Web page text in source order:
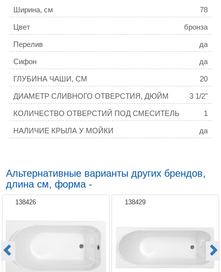
Ширина, см 78
Цвет бронза
Перелив да
Сифон да
ГЛУБИНА ЧАШИ, СМ 20
ДИАМЕТР СЛИВНОГО ОТВЕРСТИЯ, ДЮЙМ 3 1/2"
КОЛИЧЕСТВО ОТВЕРСТИЙ ПОД СМЕСИТЕЛЬ 1
НАЛИЧИЕ КРЫЛА У МОЙКИ да
Альтернативные варианты других брендов,
длина см, форма -
138426 138429